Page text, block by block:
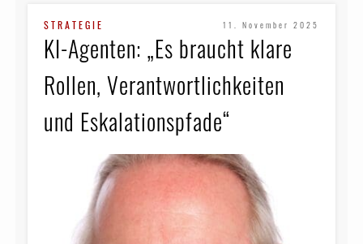
STRATEGIE 11. November 2025
KI-Agenten: „Es braucht klare
Rollen, Verantwortlichkeiten
und Eskalationspfade“